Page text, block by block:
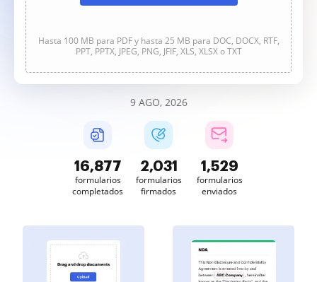
Hasta 100 MB para PDF y hasta 25 MB para DOC, DOCX, RTF,
PPT, PPTX, JPEG, PNG, JFIF, XLS, XLSX o TXT
9 AGO, 2026
16,877
formularios
completados
2,031
formularios
firmados
1,529
formularios
enviados